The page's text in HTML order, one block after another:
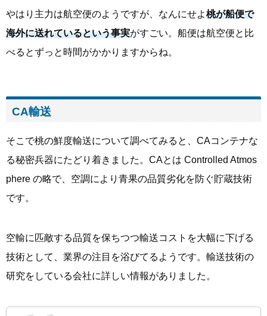
やはり主力は航空便のようですが、なんにせよ桃が船便で
海外に送れているという事実がすごい。船便は航空便と比
べるとずっと時間がかかりますからね。
CA輸送
そこで桃の鮮度輸送について調べてみると、CAコンテナな
る秘密兵器にたどり着きました。CAとは Controlled Atmos
phere の略で、空調により青果の品質劣化を防ぐ貯蔵技術
です。
空輸に匹敵する品質を保ちつつ輸送コストを大幅に下げる
技術として、業界の注目を浴びてるようです。輸送技術の
研究をしている会社に詳しい情報がありました。